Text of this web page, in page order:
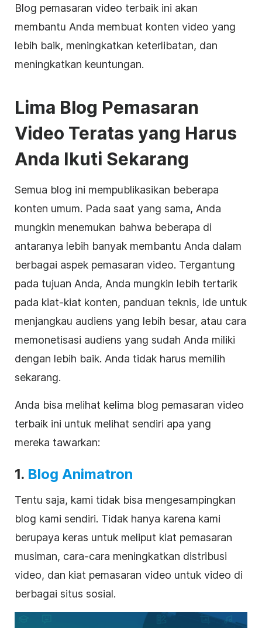
Blog pemasaran video terbaik ini akan
membantu Anda membuat konten video yang
lebih baik, meningkatkan keterlibatan, dan
meningkatkan keuntungan.
Lima Blog Pemasaran
Video Teratas yang Harus
Anda Ikuti Sekarang
Semua blog ini mempublikasikan beberapa
konten umum. Pada saat yang sama, Anda
mungkin menemukan bahwa beberapa di
antaranya lebih banyak membantu Anda dalam
berbagai aspek pemasaran video. Tergantung
pada tujuan Anda, Anda mungkin lebih tertarik
pada kiat-kiat konten, panduan teknis, ide untuk
menjangkau audiens yang lebih besar, atau cara
memonetisasi audiens yang sudah Anda miliki
dengan lebih baik. Anda tidak harus memilih
sekarang.
Anda bisa melihat kelima blog pemasaran video
terbaik ini untuk melihat sendiri apa yang
mereka tawarkan:
1. Blog Animatron
Tentu saja, kami tidak bisa mengesampingkan
blog kami sendiri. Tidak hanya karena kami
berupaya keras untuk meliput kiat pemasaran
musiman, cara-cara meningkatkan distribusi
video, dan kiat pemasaran video untuk video di
berbagai situs sosial.